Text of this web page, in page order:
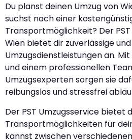
Du planst deinen Umzug von
suchst nach einer
Transportmöglichkeit? Der
Wien bietet dir zuverlässige
Umzugsdienstleistungen an.
und einem professionellen
Umzugsexperten sorgen sie
reibungslos und stressfrei
Der PST Umzugsservice bietet
Transportmöglichkeiten für
kannst zwischen